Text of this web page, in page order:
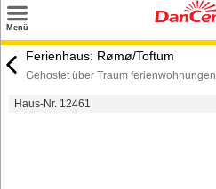
Menü
Suchen
Ferienhaus: Rømø/Toftum
Gehostet über Traum ferienwohnungen
Haus-Nr. 12461